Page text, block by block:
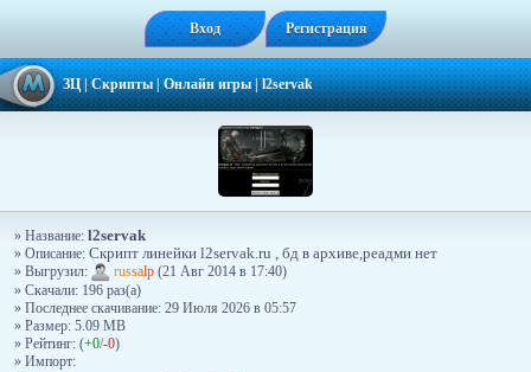
Вход Регистрация
ЗЦ|Скрипты|Онлайн игры|l2servak
» Название: l2servak
» Описание: Скрипт линейки l2servak.ru , бд в архиве,реадми нет
» Выгрузил:
russalp (21 Авг 2014 в 17:40)
» Скачали: 196 раз(a)
» Последнее скачивание: 29 Июля 2026 в 05:57
» Размер: 5.09 MB
» Рейтинг: (+0/-0)
» Импорт: